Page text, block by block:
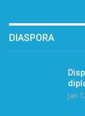
DIASPORA
Jan